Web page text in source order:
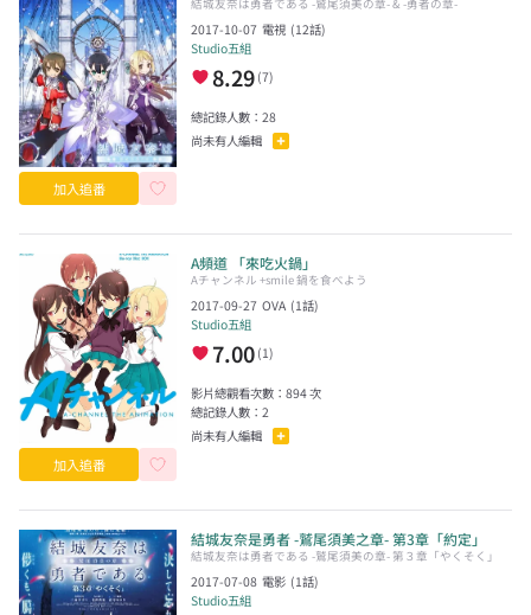
加入追番
結城友奈は勇者である -鷲尾須美の章- & -勇者の章-
2017-10-07 電視 (12話)
Studio五組
8.29 (7)
總記錄人數：28
尚未有人編輯
加入追番
A頻道 「來吃火鍋」
Aチャンネル +smile 鍋を食べよう
2017-09-27 OVA (1話)
Studio五組
7.00 (1)
影片總觀看次數：894次
總記錄人數：2
尚未有人編輯
結城友奈是勇者 -鷲尾須美之章- 第3章「約定」
結城友奈は勇者である -鷲尾須美の章- 第３章「やくそく」
2017-07-08 電影 (1話)
Studio五組